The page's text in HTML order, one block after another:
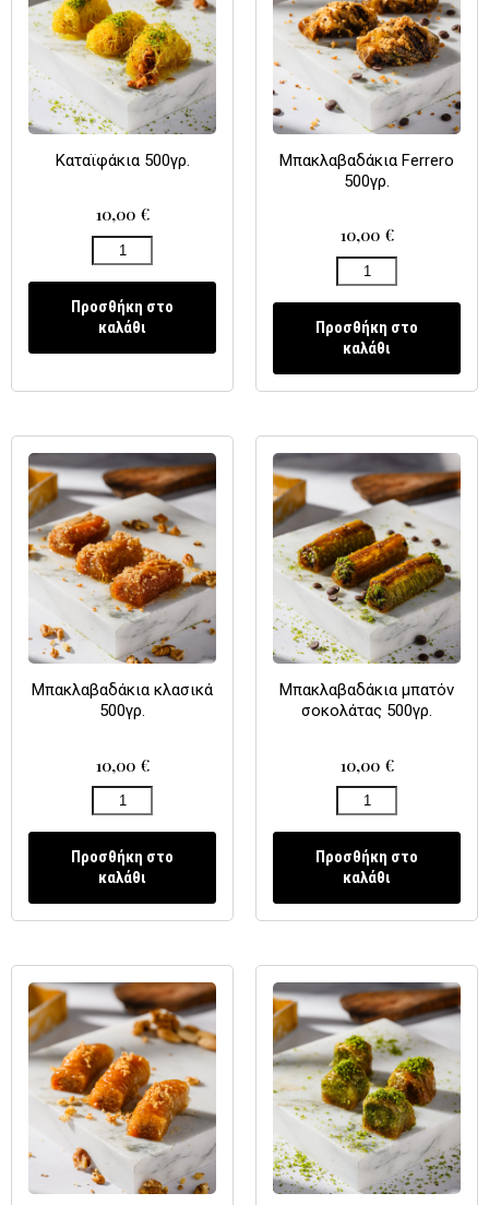
Καταϊφάκια 500γρ.
10,00 €
Προσθήκη στο
καλάθι
Μπακλαβαδάκια Ferrero
500γρ.
10,00 €
Προσθήκη στο
καλάθι
Μπακλαβαδάκια κλασικά
500γρ.
10,00 €
Προσθήκη στο
καλάθι
Μπακλαβαδάκια μπατόν
σοκολάτας 500γρ.
10,00 €
Προσθήκη στο
καλάθι